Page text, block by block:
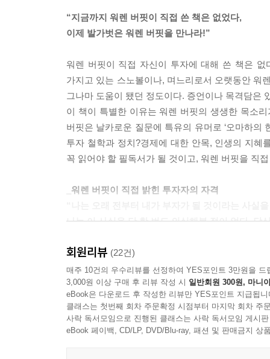
일정한 수익을 내는 데 장애물이 될 수 있습니다.
하게 관리할 수만 있다면, 보험도 좋은 사업이 될
우리는 경기든 기업이든 비관적인 분위기일 때
사우스벤드 주유소 인수 계획이 있다면, 나는 주
로 매력적인 가격에 주유소를 살 수 있을 테니까
전망에 관심이 없어요. 그런 이야기가 쓰인 것은
일어날지에 대해 써놓은 것은 보지 않아요. ---p. 092
우리는 신시내티에 있는 유니폼 회사인 페크하이
어느 날 페크하이머의 CEO는 나에게 이런 편지를
우리 회사에는 알츠하이머에 걸린 임원이 한 명
요. 다행히 회사는 알츠하이머에 걸린 임원이 있
이머에 걸린 사람도 경영할 수 있을 정도로 좋은
이미 엄청난 부를 이루셨는데요. 이제 버핏 회장님
주주총회에서 말씀드렸다시피 미국에서 제일 오
“지금까지 워렌 버핏이 직접 쓴 책은 없었다,
이제 발가벗은 워렌 버핏을 만나라!”
워렌 버핏이 직접 자신이 투자에 대해 쓴 책은
가지고 있는 스노볼이나, 며느리로서 오랫동안 워
그나마 도움이 됐던 정도이다. 증언이나 목격담은
이 책이 특별한 이유는 워렌 버핏의 생생한 목소
버핏은 날카로운 질문에 특유의 유머로 ‘오마하
투자 철학과 정치?경제에 대한 안목, 인생의 지혜
꼭 읽어야 할 필독서가 될 것이고, 워렌 버핏을 직
_워렌 버핏이 직접 밝힌 투자자의 자격
나는 이 사실을 단 한 번도 의심해본 적이 없다. 당
워렌 버핏은 경쾌하고 재치 있는 말솜씨로 투자
투자 철학은 그 자체로 가치투자라고 할 수 있다. ‘
먼저 워렌 버핏은 주식을 사기 전에 반드시 그 이
작은 기업이 큰 기업을 앞서 나가는 사례를 설명
찾을 것을 권한다. 하지만 이런 기업을 찾는
읽어본다면, 어느 순간 툭 튀어나온다고 말한다.
회원리뷰 (22건)
매주 10건의 우수리뷰를 선정하여 YES포인트 3만원을 드
3,000원 이상 구매 후 리뷰 작성 시 일반회원 300원, 마니
eBook은 다운로드 후 작성한 리뷰만 YES포인트 지급됩니
클래스는 첫번째 회차 주문확정 시점부터 마지막 회차 주
사락 독서모임으로 진행된 클래스는 사락 독서모임 게시
eBook 페이백, CD/LP, DVD/Blu-ray, 패션 및 판매금지 상